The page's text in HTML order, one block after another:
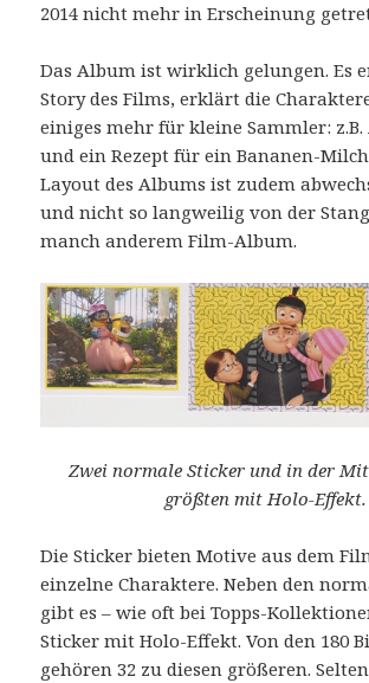
2014 nicht mehr in Erscheinung
Das Album ist wirklich gelungen. Es
Story des Films, erklärt die
einiges mehr für kleine Sammler:
und ein Rezept für ein Bananen-
Layout des Albums ist zudem
und nicht so langweilig von der
manch anderem Film-Album.
Zwei normale Sticker und in der
größten mit Holo-Effekt.
Die Sticker bieten Motive aus dem
einzelne Charaktere. Neben den
gibt es – wie oft bei Topps-
Sticker mit Holo-Effekt. Von den 180
gehören 32 zu diesen größeren.